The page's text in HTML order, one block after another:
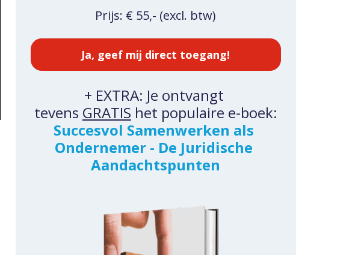
Prijs: € 55,- (excl. btw)
Ja, geef mij direct toegang!
+ EXTRA: Je ontvangt
tevens GRATIS het populaire e-boek:
Succesvol Samenwerken als
Ondernemer - De Juridische
Aandachtspunten